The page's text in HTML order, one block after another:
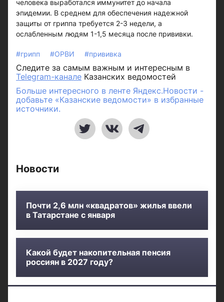
человека выработался иммунитет до начала
эпидемии. В среднем для обеспечения надежной
защиты от гриппа требуется 2-3 недели, а
ослабленным людям 1-1,5 месяца после прививки.
#грипп #ОРВИ #прививка
Следите за самым важным и интересным в
Telegram-канале Казанских ведомостей
Больше интересного в ленте Яндекс.Новости -
добавьте «Казанские ведомости» в избранные
источники.
Новости
Почти 2,6 млн «квадратов» жилья ввели
в Татарстане с января
Какой будет накопительная пенсия
россиян в 2027 году?